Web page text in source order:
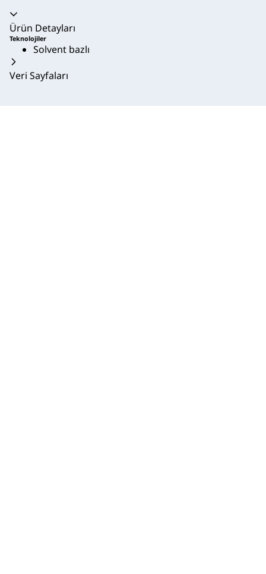
Akordeon daraltıldı
Ürün Detayları
Teknolojiler
Solvent bazlı
Veri Sayfaları